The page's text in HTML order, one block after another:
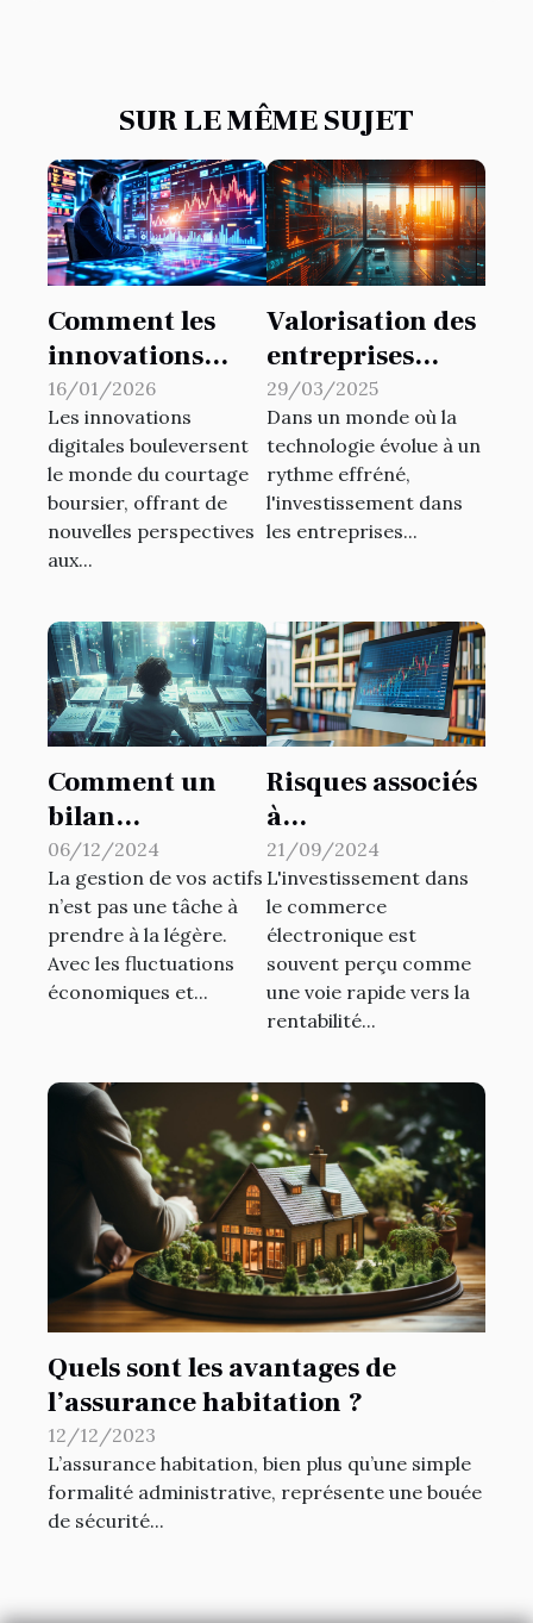
SUR LE MÊME SUJET
Comment les
innovations
digitales
transforment-
elles le courtage
boursier ?
16/01/2026
Les innovations
digitales bouleversent
le monde du courtage
boursier, offrant de
nouvelles perspectives
aux...
Valorisation des
entreprises
technologiques
comprendre les
indicateurs clés
avant d'investir
29/03/2025
Dans un monde où la
technologie évolue à un
rythme effréné,
l'investissement dans
les entreprises...
Comment un
bilan
patrimonial
peut
transformer
votre gestion
d'actifs
06/12/2024
La gestion de vos actifs
n’est pas une tâche à
prendre à la légère.
Avec les fluctuations
économiques et...
Risques associés
à
l'investissement
dans des sites e-
commerce
21/09/2024
L'investissement dans
le commerce
électronique est
souvent perçu comme
une voie rapide vers la
rentabilité...
Quels sont les avantages de
l’assurance habitation ?
12/12/2023
L’assurance habitation, bien plus qu’une simple
formalité administrative, représente une bouée
de sécurité...